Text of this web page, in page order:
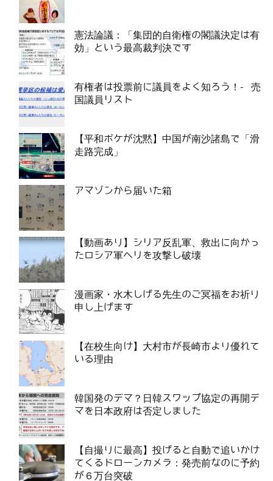
憲法論議：「集団的自衛権の閣議決定は有
効」という最高裁判決です
有権者は投票前に議員をよく知ろう！- 売
国議員リスト
【平和ボケが沈黙】中国が南沙諸島で「滑
走路完成」
アマゾンから届いた箱
【動画あり】シリア反乱軍、救出に向かっ
たロシア軍ヘリを攻撃し破壊
漫画家・水木しげる先生のご冥福をお祈り
申し上げます
【在校生向け】大村市が長崎市より優れて
いる理由
韓国発のデマ？日韓スワップ協定の再開デ
マを日本政府は否定しました
【自撮りに最高】投げると自動で追いかけ
てくるドローンカメラ：発売前なのに予約
が６万台突破